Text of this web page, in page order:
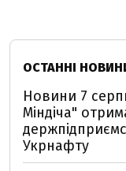
ОСТАННІ
Новини 7
Міндіча"
Укрнафту